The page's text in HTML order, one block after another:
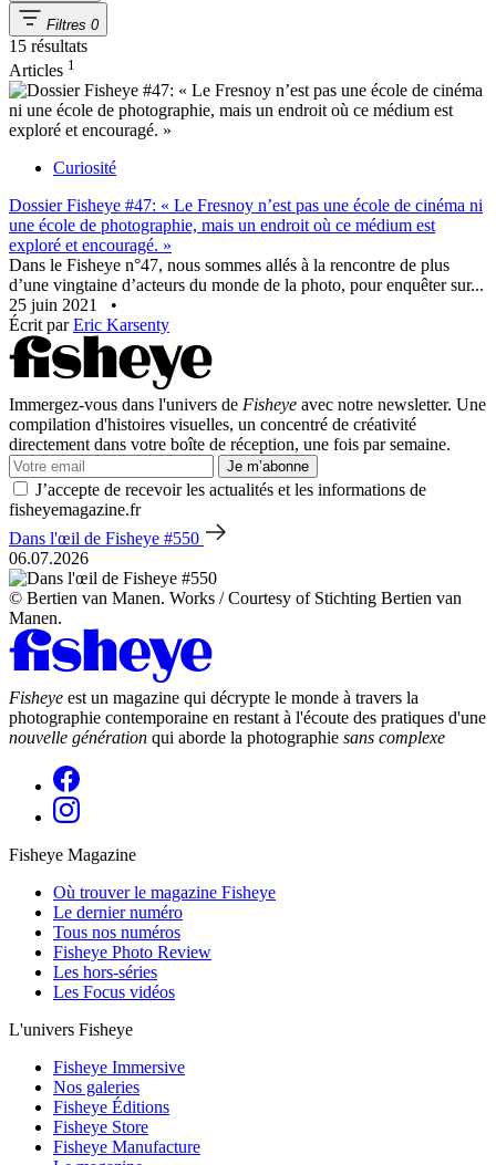
Filtres 0
15 résultats
Articles 1
Curiosité
Dossier Fisheye #47: « Le Fresnoy n’est pas une école de cinéma ni
une école de photographie, mais un endroit où ce médium est
exploré et encouragé. »
Dans le Fisheye n°47, nous sommes allés à la rencontre de plus
d’une vingtaine d’acteurs du monde de la photo, pour enquêter sur...
25 juin 2021
•
Écrit parEric Karsenty
Immergez-vous dans l'univers de Fisheye avec notre newsletter. Une
compilation d'histoires visuelles, un concentré de créativité
directement dans votre boîte de réception, une fois par semaine.
Je m’abonne
J’accepte de recevoir les actualités et les informations de
fisheyemagazine.fr
Dans l'œil de Fisheye #550
06.07.2026
© Bertien van Manen. Works / Courtesy of Stichting Bertien van
Manen.
Fisheye est un magazine qui décrypte le monde à travers la
photographie contemporaine en restant à l'écoute des pratiques d'une
nouvelle génération qui aborde la photographie sans complexe
Fisheye Magazine
Où trouver le magazine Fisheye
Le dernier numéro
Tous nos numéros
Fisheye Photo Review
Les hors-séries
Les Focus vidéos
L'univers Fisheye
Fisheye Immersive
Nos galeries
Fisheye Éditions
Fisheye Store
Fisheye Manufacture